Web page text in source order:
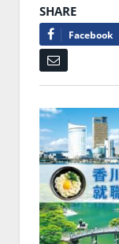
SHARE
Facebook